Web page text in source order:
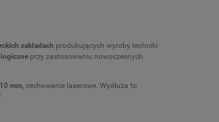
zakładach produkujących wyroby techniki
przy zastosowaniu nowoczesnych
mm, cechowanie laserowe. Wydłuża to